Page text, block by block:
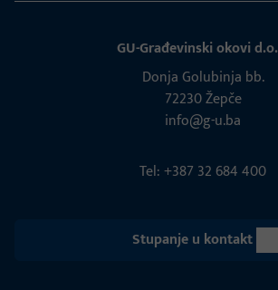
GU-Građevinski okovi
Donja Golubinja bb.
72230 Žepče
info@g-u.ba
Tel: +387 32 684 400
Stupanje u kontakt